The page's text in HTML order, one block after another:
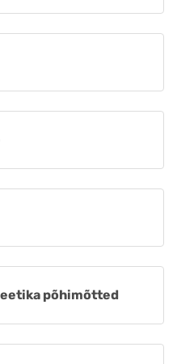
põhimõtted